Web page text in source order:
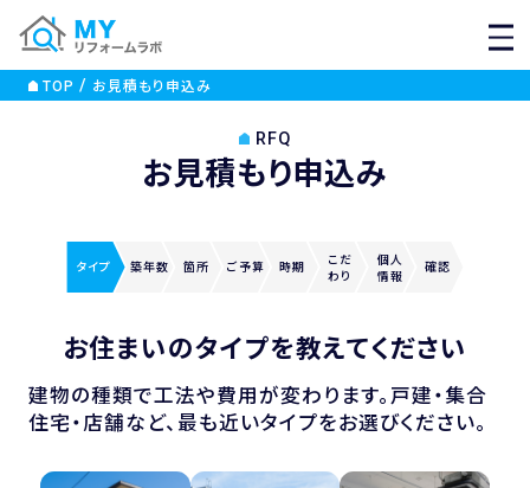
TOP お見積もり申込み
RFQ
お見積もり申込み
タイプ 築年数 箇所 ご 予算 時期
こだ
わり
個人
情報
確認
お住まいのタイプを教えてください
建物の種類で工法や費用が変わります。戸建・集合
住宅・店舗など、最も近いタイプをお選びください。